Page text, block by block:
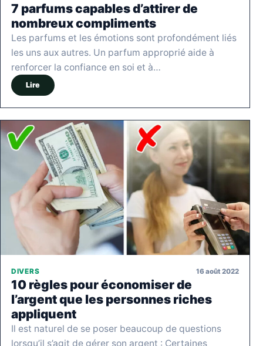
7 parfums capables d’attirer de
nombreux compliments
Les parfums et les émotions sont profondément liés
les uns aux autres. Un parfum approprié aide à
renforcer la confiance en soi et à…
Lire
DIVERS 16 août 2022
10 règles pour économiser de
l’argent que les personnes riches
appliquent
Il est naturel de se poser beaucoup de questions
lorsqu’il s’agit de gérer son argent : Certaines